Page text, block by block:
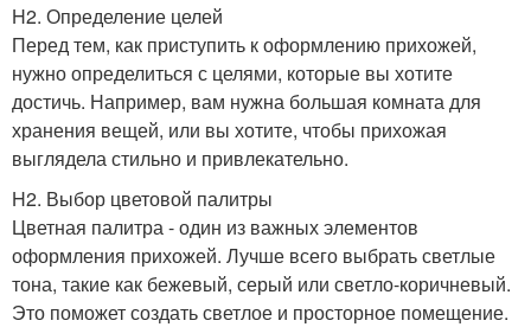
H2. Определение целей
Перед тем, как приступить к оформлению прихожей,
нужно определиться с целями, которые вы хотите
достичь. Например, вам нужна большая комната для
хранения вещей, или вы хотите, чтобы прихожая
выглядела стильно и привлекательно.
H2. Выбор цветовой палитры
Цветная палитра - один из важных элементов
оформления прихожей. Лучше всего выбрать светлые
тона, такие как бежевый, серый или светло-коричневый.
Это поможет создать светлое и просторное помещение.